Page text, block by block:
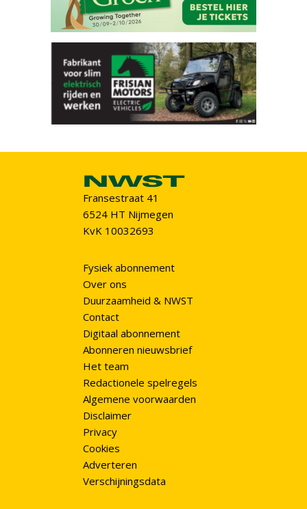
Fransestraat 41
6524 HT Nijmegen
KvK 10032693
Fysiek abonnement
Over ons
Duurzaamheid & NWST
Contact
Digitaal abonnement
Abonneren nieuwsbrief
Het team
Redactionele spelregels
Algemene voorwaarden
Disclaimer
Privacy
Cookies
Adverteren
Verschijningsdata